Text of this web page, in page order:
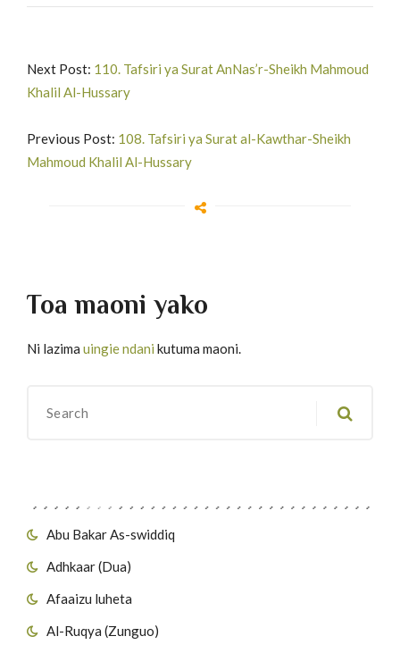
Abu Bakar As-swiddiq
Adhkaar (Dua)
Afaaizu luheta
Al-Ruqya (Zunguo)
Next Post: 110. Tafsiri ya Surat AnNas’r-Sheikh Mahmoud
Khalil Al-Hussary
Previous Post: 108. Tafsiri ya Surat al-Kawthar-Sheikh
Mahmoud Khalil Al-Hussary
Toa maoni yako
Ni lazima uingie ndani kutuma maoni.